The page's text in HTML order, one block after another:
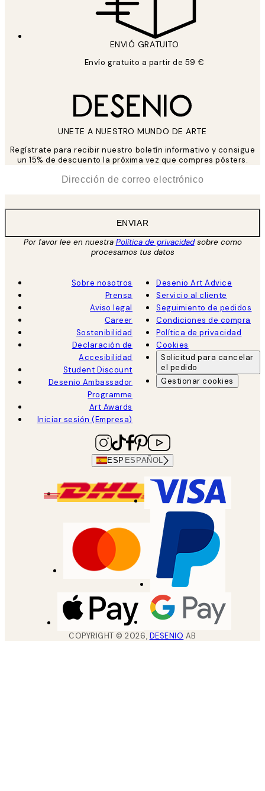
ENVIÓ GRATUITO
Envío gratuito a partir de 59 €
UNETE A NUESTRO MUNDO DE ARTE
Regístrate para recibir nuestro boletín informativo y consigue
un 15% de descuento la próxima vez que compres pósters.
ENVIAR
Por favor lee en nuestra Política de privacidadsobre como
procesamos tus datos
Sobre nosotros
Prensa
Aviso legal
Career
Sostenibilidad
Declaración de
Accesibilidad
Student Discount
Desenio Ambassador
Programme
Art Awards
Iniciar sesión (Empresa)
Desenio Art Advice
Servicio al cliente
Seguimiento de pedidos
Condiciones de compra
Política de privacidad
Cookies
Solicitud para cancelar
el pedido
Gestionar cookies
ESP ESPAÑOL
COPYRIGHT ©2026, DESENIO AB